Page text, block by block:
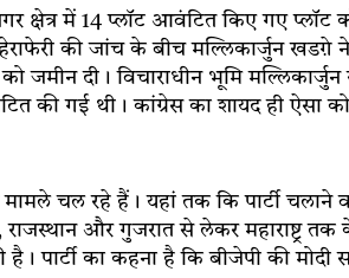
क्षेत्र में 14 प्लॉट आवंटित किए गए
की जांच के बीच मल्लिकार्जुन खडग़े
को जमीन दी। विचाराधीन भूमि
की गई थी। कांग्रेस का शायद ही ऐसा
चल रहे हैं। यहां तक कि पार्टी चलाने
राजस्थान और गुजरात से लेकर
पार्टी का कहना है कि बीजेपी की मोदी